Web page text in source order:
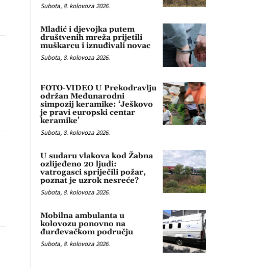
Subota, 8. kolovoza 2026.
Mladić i djevojka putem
društvenih mreža prijetili
muškarcu i iznuđivali novac
Subota, 8. kolovoza 2026.
FOTO-VIDEO U Prekodravlju
održan Međunarodni
simpozij keramike: ‘Ješkovo
je pravi europski centar
keramike’
Subota, 8. kolovoza 2026.
U sudaru vlakova kod Žabna
ozlijeđeno 20 ljudi:
vatrogasci spriječili požar,
poznat je uzrok nesreće?
Subota, 8. kolovoza 2026.
Mobilna ambulanta u
kolovozu ponovno na
đurđevačkom području
Subota, 8. kolovoza 2026.